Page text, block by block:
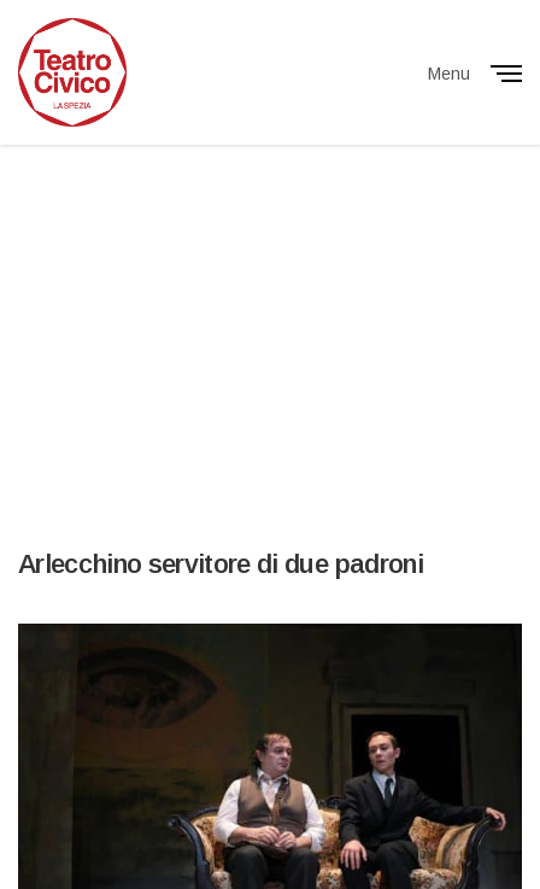
Menu
Arlecchino servitore di due padroni